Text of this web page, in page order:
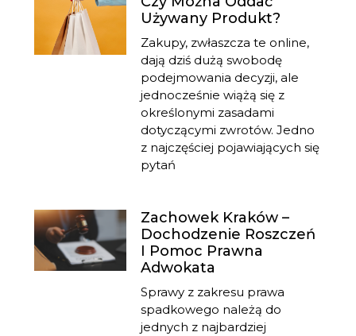
Używany Produkt?
Zakupy, zwłaszcza te online,
dają dziś dużą swobodę
podejmowania decyzji, ale
jednocześnie wiążą się z
określonymi zasadami
dotyczącymi zwrotów. Jedno
z najczęściej pojawiających się
pytań
Zachowek Kraków –
Dochodzenie Roszczeń
I Pomoc Prawna
Adwokata
Sprawy z zakresu prawa
spadkowego należą do
jednych z najbardziej